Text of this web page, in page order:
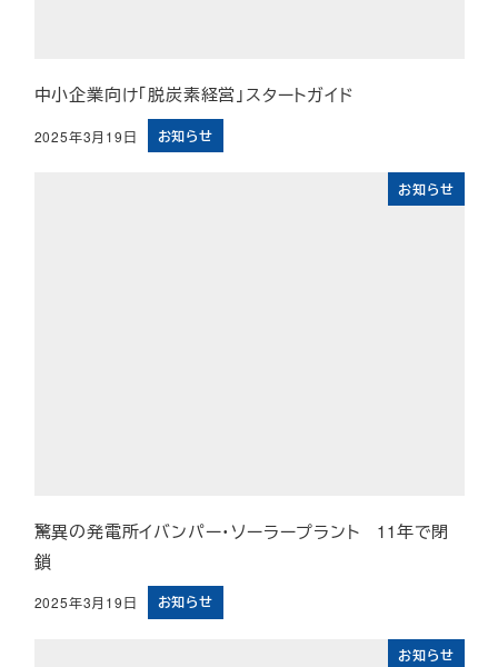
中小企業向け「脱炭素経営」スタートガイド
投稿日
2025年3月19日 お知らせ
お知らせ
驚異の発電所イバンパー・ソーラープラント 11年で閉
鎖
投稿日
2025年3月19日 お知らせ
お知らせ